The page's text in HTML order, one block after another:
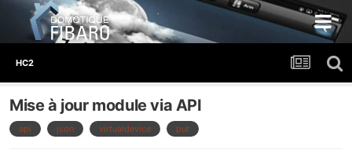
HC2
Mise à jour module via API
api json virtualdevice put